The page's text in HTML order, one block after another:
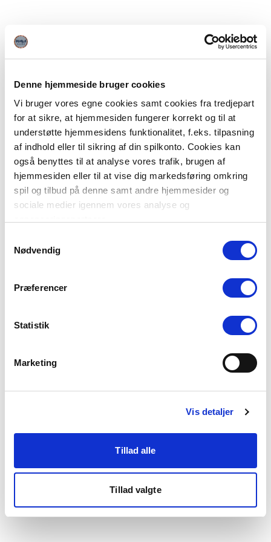
Denne hjemmeside bruger cookies
Vi bruger vores egne cookies samt cookies fra tredjepart
for at sikre, at hjemmesiden fungerer korrekt og til at
understøtte hjemmesidens funktionalitet, f.eks. tilpasning
af indhold eller til sikring af din spilkonto. Cookies kan
også benyttes til at analyse vores trafik, brugen af
hjemmesiden eller til at vise dig markedsføring omkring
spil og tilbud på denne samt andre hjemmesider og
sociale medier igennem vores analyse og
Du kan læse mere om vores brug af cookies under
"Detaljer" eller ved at klikke videre til vores Cookiepolitik,
Nødvendig
Præferencer
Statistik
Marketing
Vis detaljer
Tillad alle
Tillad valgte